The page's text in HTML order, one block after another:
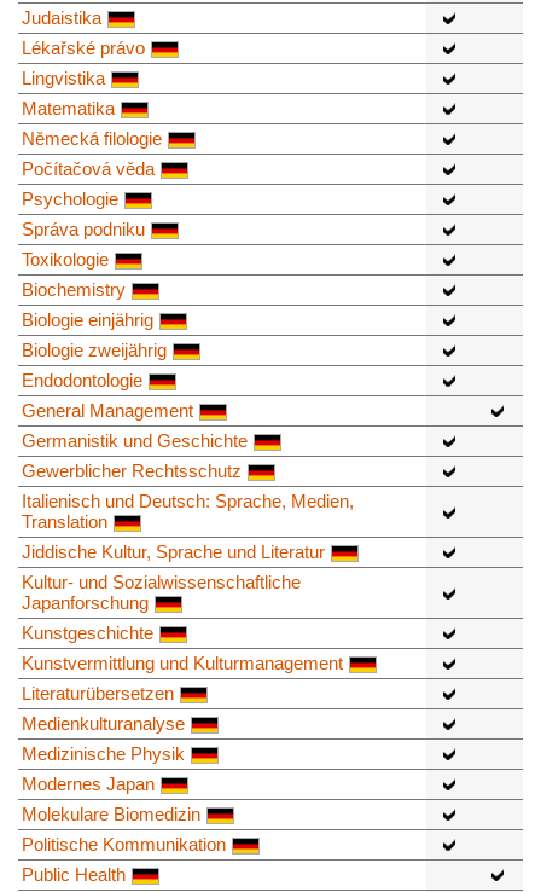
Judaistika
Lékařské právo
Lingvistika
Matematika
Německá filologie
Počítačová věda
Psychologie
Správa podniku
Toxikologie
Biochemistry
Biologie einjährig
Biologie zweijährig
Endodontologie
General Management
Germanistik und Geschichte
Gewerblicher Rechtsschutz
Italienisch und Deutsch: Sprache, Medien,
Translation
Jiddische Kultur, Sprache und Literatur
Kultur- und Sozialwissenschaftliche
Japanforschung
Kunstgeschichte
Kunstvermittlung und Kulturmanagement
Literaturübersetzen
Medienkulturanalyse
Medizinische Physik
Modernes Japan
Molekulare Biomedizin
Politische Kommunikation
Public Health